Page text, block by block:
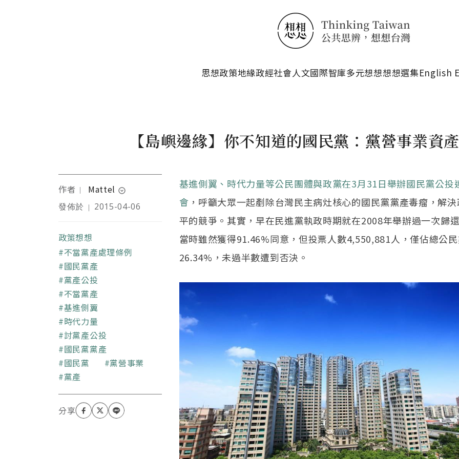
思想政策地緣政經社會人文國際智庫多元想想想想選集English
【島嶼邊緣】你不知道的國民黨：黨營事業資
作者 ｜ Mattel expand_circle_down
留學澳洲的歷史與政治學
的工作，體驗過一些不可
思議的事件，經歷過很多
科學經驗不會承認的故
事；因為這些都太神奇
了，反正列出來大家也不
會相信。
發佈於 ｜ 2015-04-06
政策想想
關鍵字
不當黨產處理條例
國民黨產
黨產公投
不當黨產
基進側翼
時代力量
討黨產公投
國民黨黨產
國民黨
黨營事業
黨產
基進側翼、時代力量等公民團體與政黨在3月31日舉辦國民黨公投
會 ，呼籲大眾一起剷除台灣民主病灶核心的國民黨黨產毒瘤，解
平的競爭。其實，早在民進黨執政時期就在2008年舉辦過一次歸
當時雖然獲得91.46%同意，但投票人數4,550,881人，僅佔總公
26.34%，未過半數遭到否決。